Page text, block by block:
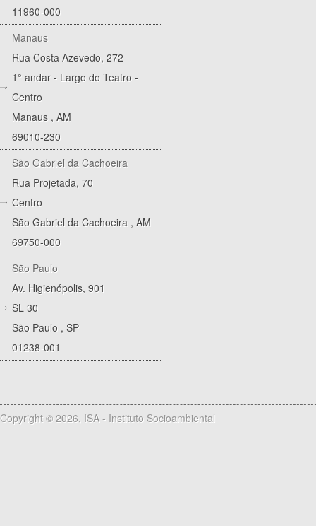
11960-000
Manaus
Rua Costa Azevedo, 272
1° andar - Largo do Teatro -
Centro
Manaus , AM
69010-230
São Gabriel da Cachoeira
Rua Projetada, 70
Centro
São Gabriel da Cachoeira , AM
69750-000
São Paulo
Av. Higienópolis, 901
SL 30
São Paulo , SP
01238-001
Copyright © 2026, ISA - Instituto Socioambiental